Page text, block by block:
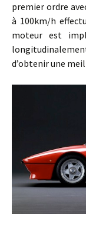
premier ordre
à 100km/h
moteur est
d’obtenir une